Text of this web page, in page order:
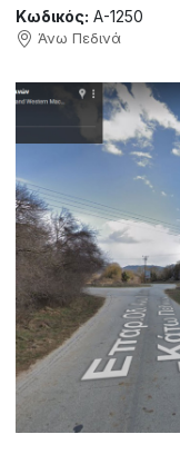
Κωδικός: A-1250
Άνω Πεδινά